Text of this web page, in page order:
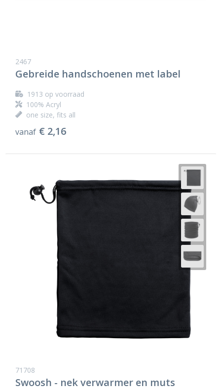
2467
Gebreide handschoenen met label
1913 op voorraad
100% Acryl
one size, fits all
vanaf € 2,16
71708
Swoosh - nek verwarmer en muts